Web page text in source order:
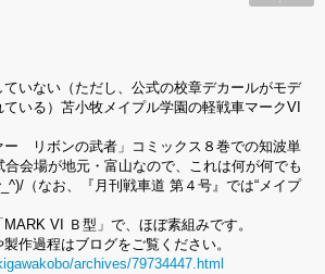
いない（ただし、公式の校章デカールがモデ
いる）苫小牧メイプル学園の軽戦車マークVI
リボンの武者」コミックス８巻での知波単
会場が地元・富山なので、これは何が何でも
（なお、『月刊戦車道 第４号』では“メイプ
VI Ｂ型」で、ほぼ素組みです。
作過程はブログをご覧ください。
archives/79734447.html